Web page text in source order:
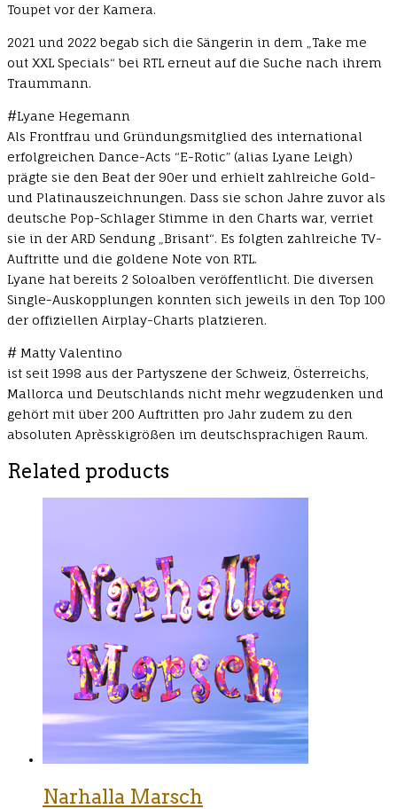
Toupet vor der Kamera.
2021 und 2022 begab sich die Sängerin in dem „Take me
out XXL Specials“ bei RTL erneut auf die Suche nach ihrem
Traummann.
#Lyane Hegemann
Als Frontfrau und Gründungsmitglied des international
erfolgreichen Dance-Acts “E-Rotic” (alias Lyane Leigh)
prägte sie den Beat der 90er und erhielt zahlreiche Gold-
und Platinauszeichnungen. Dass sie schon Jahre zuvor als
deutsche Pop-Schlager Stimme in den Charts war, verriet
sie in der ARD Sendung „Brisant“. Es folgten zahlreiche TV-
Auftritte und die goldene Note von RTL.
Lyane hat bereits 2 Soloalben veröffentlicht. Die diversen
Single-Auskopplungen konnten sich jeweils in den Top 100
der offiziellen Airplay-Charts platzieren.
# Matty Valentino
ist seit 1998 aus der Partyszene der Schweiz, Österreichs,
Mallorca und Deutschlands nicht mehr wegzudenken und
gehört mit über 200 Auftritten pro Jahr zudem zu den
absoluten Aprèsskigrößen im deutschsprachigen Raum.
Related products
Narhalla Marsch